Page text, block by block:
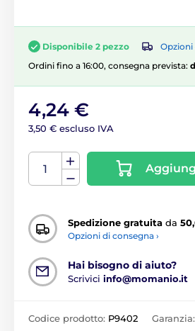
Disponibile 2 pezzo
Opzioni
Ordini fino a 16:00, consegna prevista:
4,24 €
3,50 € escluso IVA
Spedizione gratuita da
Opzioni di consegna ›
Hai bisogno di aiuto?
Scrivici info@momanio.it
Codice prodotto: P9402 Garanzia: